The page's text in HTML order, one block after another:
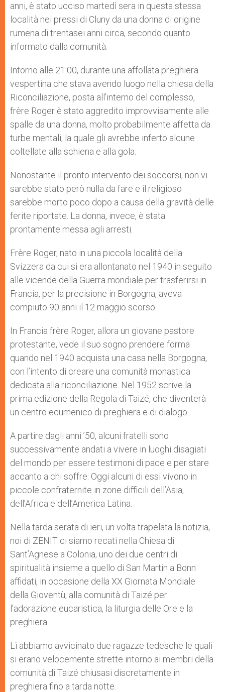
anni, è stato ucciso martedì sera in questa stessa
località nei pressi di Cluny da una donna di origine
rumena di trentasei anni circa, secondo quanto
informato dalla comunità.
Intorno alle 21:00, durante una affollata preghiera
vespertina che stava avendo luogo nella chiesa della
Riconciliazione, posta all’interno del complesso,
frère Roger è stato aggredito improvvisamente alle
spalle da una donna, molto probabilmente affetta da
turbe mentali, la quale gli avrebbe inferto alcune
coltellate alla schiena e alla gola.
Nonostante il pronto intervento dei soccorsi, non vi
sarebbe stato però nulla da fare e il religioso
sarebbe morto poco dopo a causa della gravità delle
ferite riportate. La donna, invece, è stata
prontamente messa agli arresti.
Frère Roger, nato in una piccola località della
Svizzera da cui si era allontanato nel 1940 in seguito
alle vicende della Guerra mondiale per trasferirsi in
Francia, per la precisione in Borgogna, aveva
compiuto 90 anni il 12 maggio scorso.
In Francia frère Roger, allora un giovane pastore
protestante, vede il suo sogno prendere forma
quando nel 1940 acquista una casa nella Borgogna,
con l’intento di creare una comunità monastica
dedicata alla riconciliazione. Nel 1952 scrive la
prima edizione della Regola di Taizé, che diventerà
un centro ecumenico di preghiera e di dialogo.
A partire dagli anni ’50, alcuni fratelli sono
successivamente andati a vivere in luoghi disagiati
del mondo per essere testimoni di pace e per stare
accanto a chi soffre. Oggi alcuni di essi vivono in
piccole confraternite in zone difficili dell’Asia,
dell’Africa e dell’America Latina.
Nella tarda serata di ieri, un volta trapelata la notizia,
noi di ZENIT ci siamo recati nella Chiesa di
Sant’Agnese a Colonia, uno dei due centri di
spiritualità insieme a quello di San Martin a Bonn
affidati, in occasione della XX Giornata Mondiale
della Gioventù, alla comunità di Taizé per
l’adorazione eucaristica, la liturgia delle Ore e la
preghiera.
Lì abbiamo avvicinato due ragazze tedesche le quali
si erano velocemente strette intorno ai membri della
comunità di Taizé chiusasi discretamente in
preghiera fino a tarda notte.